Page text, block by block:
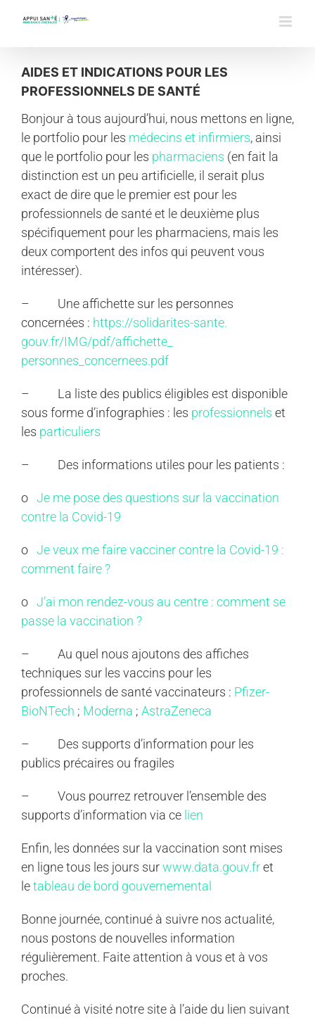
AIDES ET INDICATIONS POUR LES
PROFESSIONNELS DE SANTÉ
Bonjour à tous aujourd’hui, nous mettons en ligne,
le portfolio pour les médecins et infirmiers, ainsi
que le portfolio pour les pharmaciens (en fait la
distinction est un peu artificielle, il serait plus
exact de dire que le premier est pour les
professionnels de santé et le deuxième plus
spécifiquement pour les pharmaciens, mais les
deux comportent des infos qui peuvent vous
intéresser).
– Une affichette sur les personnes
concernées : https://solidarites-sante.
gouv.fr/IMG/pdf/affichette_
personnes_concernees.pdf
– La liste des publics éligibles est disponible
sous forme d’infographies : les professionnels et
les particuliers
– Des informations utiles pour les patients :
o Je me pose des questions sur la vaccination
contre la Covid-19
o Je veux me faire vacciner contre la Covid-19 :
comment faire ?
o J’ai mon rendez-vous au centre : comment se
passe la vaccination ?
– Au quel nous ajoutons des affiches
techniques sur les vaccins pour les
professionnels de santé vaccinateurs : Pfizer-
BioNTech ; Moderna ; AstraZeneca
– Des supports d’information pour les
publics précaires ou fragiles
– Vous pourrez retrouver l’ensemble des
supports d’information via ce lien
Enfin, les données sur la vaccination sont mises
en ligne tous les jours surwww.data.gouv.fret
letableau de bord gouvernemental
Bonne journée, continué à suivre nos actualité,
nous postons de nouvelles information
régulièrement. Faite attention à vous et à vos
proches.
Continué à visité notre site à l’aide du lien suivant